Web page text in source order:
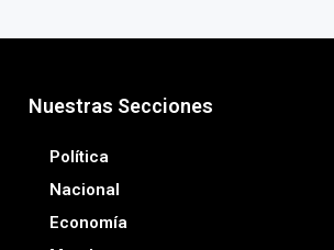
Nuestras Secciones
Política
Nacional
Economía